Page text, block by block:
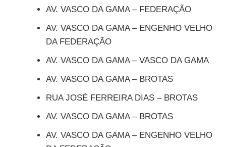
AV. VASCO DA GAMA – FEDERAÇÃO
AV. VASCO DA GAMA – ENGENHO VELHO
DA FEDERAÇÃO
AV. VASCO DA GAMA – VASCO DA GAMA
AV. VASCO DA GAMA – BROTAS
RUA JOSÉ FERREIRA DIAS – BROTAS
AV. VASCO DA GAMA – BROTAS
AV. VASCO DA GAMA – ENGENHO VELHO